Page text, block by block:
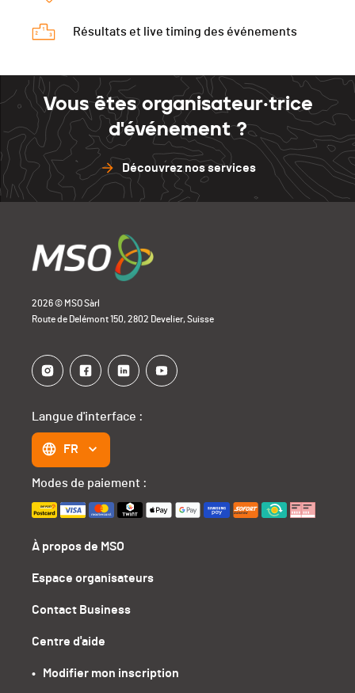
Résultats et live timing des événements
Vous êtes organisateur·trice
d'événement ?
Découvrez nos services
2026 © MSO Sàrl
Route de Delémont 150, 2802 Develier, Suisse
À propos de MSO
Espace organisateurs
Contact Business
Centre d'aide
•   Modifier mon inscription
Langue d'interface :
FR
Modes de paiement :